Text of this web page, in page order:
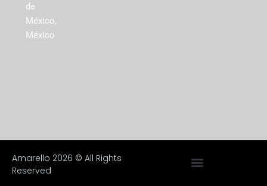
de
México,
México
Amarello 2026 © All Rights
Reserved